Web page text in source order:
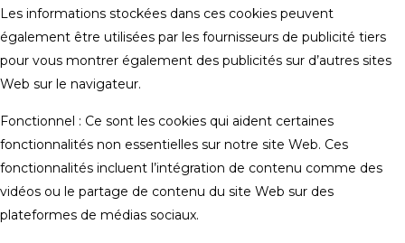
Les informations stockées dans ces cookies peuvent
également être utilisées par les fournisseurs de publicité tiers
pour vous montrer également des publicités sur d’autres sites
Web sur le navigateur.
Fonctionnel : Ce sont les cookies qui aident certaines
fonctionnalités non essentielles sur notre site Web. Ces
fonctionnalités incluent l’intégration de contenu comme des
vidéos ou le partage de contenu du site Web sur des
plateformes de médias sociaux.